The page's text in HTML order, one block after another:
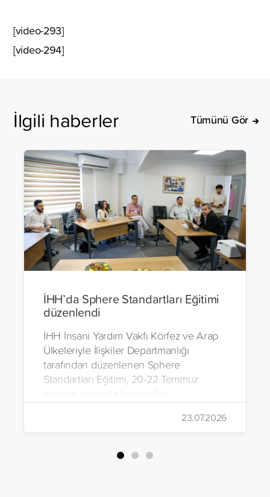
[video-293]
[video-294]
İlgili haberler Tümünü Gör
İHH’da Sphere Standartları Eğitimi
düzenlendi
İHH İnsani Yardım Vakfı Körfez ve Arap
Ülkeleriyle İlişkiler Departmanlığı
tarafından düzenlenen Sphere
Standartları Eğitimi, 20-22 Temmuz
gerçekleştirildi.
23.07.2026